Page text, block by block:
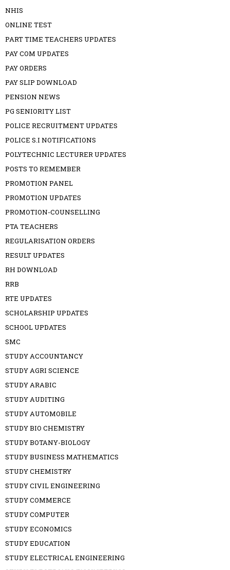
NHIS
ONLINE TEST
PART TIME TEACHERS UPDATES
PAY COM UPDATES
PAY ORDERS
PAY SLIP DOWNLOAD
PENSION NEWS
PG SENIORITY LIST
POLICE RECRUITMENT UPDATES
POLICE S.I NOTIFICATIONS
POLYTECHNIC LECTURER UPDATES
POSTS TO REMEMBER
PROMOTION PANEL
PROMOTION UPDATES
PROMOTION-COUNSELLING
PTA TEACHERS
REGULARISATION ORDERS
RESULT UPDATES
RH DOWNLOAD
RRB
RTE UPDATES
SCHOLARSHIP UPDATES
SCHOOL UPDATES
SMC
STUDY ACCOUNTANCY
STUDY AGRI SCIENCE
STUDY ARABIC
STUDY AUDITING
STUDY AUTOMOBILE
STUDY BIO CHEMISTRY
STUDY BOTANY-BIOLOGY
STUDY BUSINESS MATHEMATICS
STUDY CHEMISTRY
STUDY CIVIL ENGINEERING
STUDY COMMERCE
STUDY COMPUTER
STUDY ECONOMICS
STUDY EDUCATION
STUDY ELECTRICAL ENGINEERING